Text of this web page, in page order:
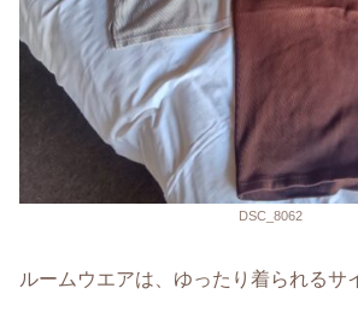
DSC_8062
ルームウエアは、ゆったり着られるサ